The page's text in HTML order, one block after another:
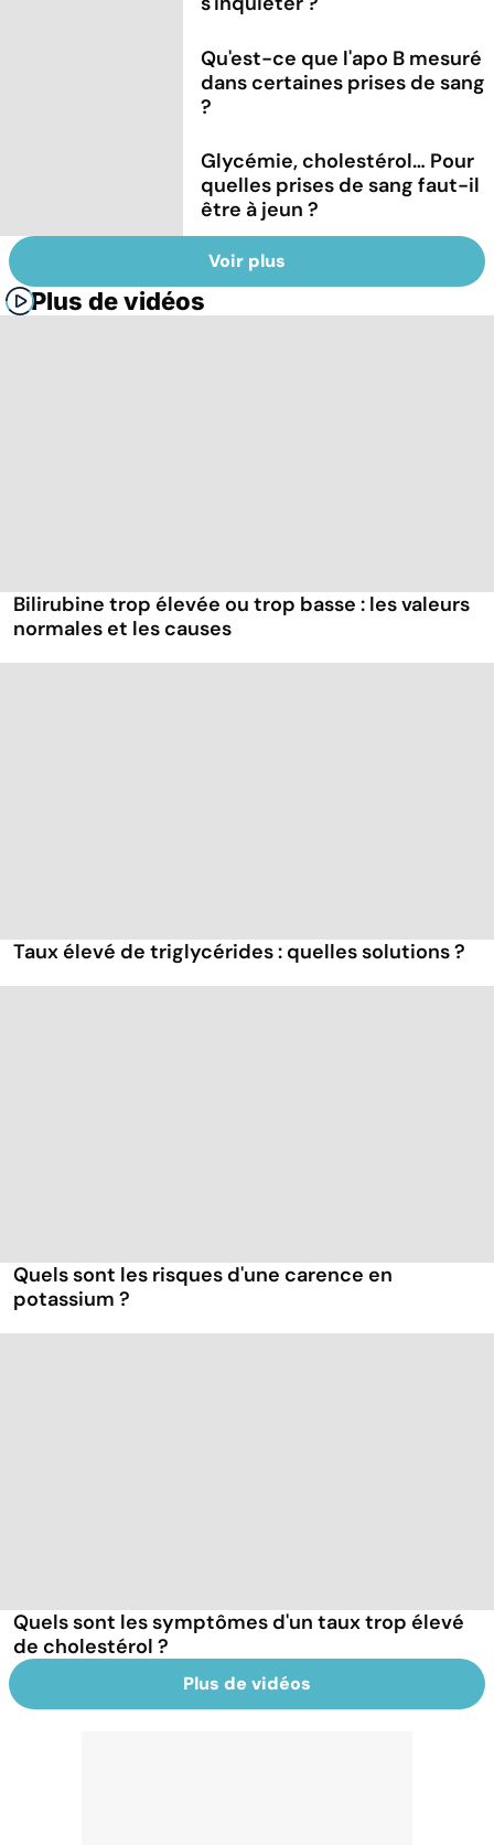
Qu'est-ce que l'apo B mesuré
dans certaines prises de sang
?
Glycémie, cholestérol… Pour
quelles prises de sang faut-il
être à jeun ?
Voir plus
Plus de vidéos
Bilirubine trop élevée ou trop basse : les valeurs
normales et les causes
Taux élevé de triglycérides : quelles solutions ?
Quels sont les risques d'une carence en
potassium ?
Quels sont les symptômes d'un taux trop élevé
de cholestérol ?
Plus de vidéos